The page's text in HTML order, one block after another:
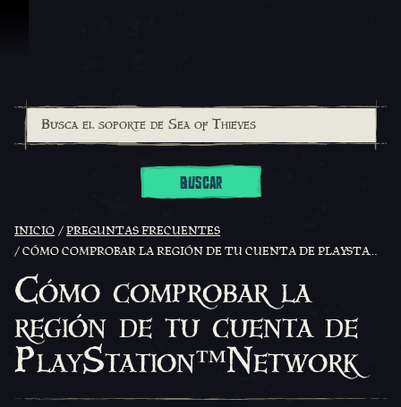
BUSCAR
INICIO
PREGUNTAS FRECUENTES
CÓMO COMPROBAR LA REGIÓN DE TU CUENTA DE PLAYSTATION™NETWORK
Cómo comprobar la
región de tu cuenta de
PlayStation™Network